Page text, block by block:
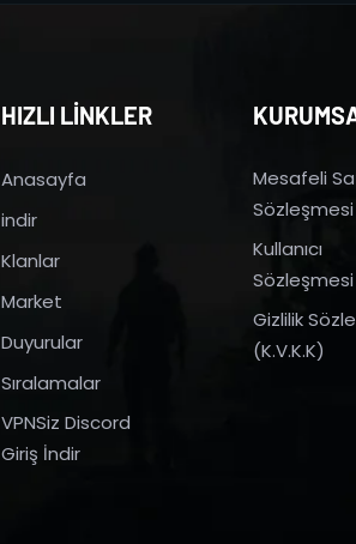
HIZLI LİNKLER
Anasayfa
indir
Klanlar
Market
Duyurular
Sıralamalar
VPNSiz Discord
Giriş İndir
Mesafeli
Sözleşmesi
Kullanıcı
Sözleşmesi
Gizlilik
(K.V.K.K)